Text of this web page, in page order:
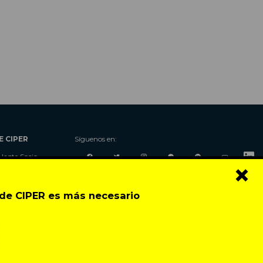
CIPER es más necesario
×
CIPER
Socio
Contacto
Síguenos en: